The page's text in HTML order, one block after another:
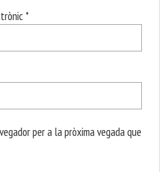
*
per a la pròxima vegada que